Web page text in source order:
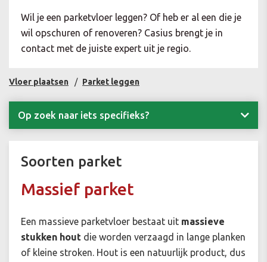
Wil je een parketvloer leggen? Of heb er al een die je
wil opschuren of renoveren? Casius brengt je in
contact met de juiste expert uit je regio.
Vloer plaatsen Parket leggen
Op zoek naar iets specifieks?
Soorten parket
Massief parket
Een massieve parketvloer bestaat uit massieve
stukken hout die worden verzaagd in lange planken
of kleine stroken. Hout is een natuurlijk product, dus